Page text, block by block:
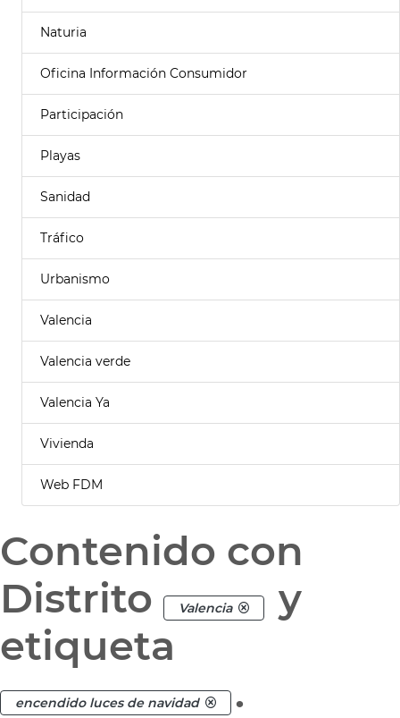
Naturia
Oficina Información Consumidor
Participación
Playas
Sanidad
Tráfico
Urbanismo
Valencia
Valencia verde
Valencia Ya
Vivienda
Web FDM
Contenido con
Distrito
Valencia
y
etiqueta
encendido luces de navidad .